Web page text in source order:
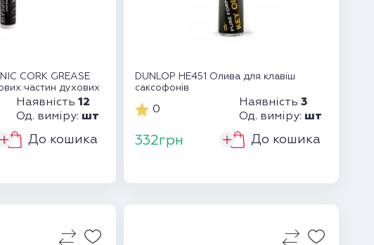
CORK GREASE
частин духових
Наявність 12
Од. виміру: шт
До кошика
DUNLOP HE451 Олива для клавіш
саксофонів
0
Наявність3
Од. виміру: шт
332грн До кошика